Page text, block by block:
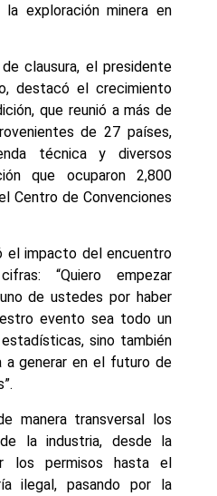
exploración minera en
clausura, el presidente
destacó el crecimiento
que reunió a más de
de 27 países,
técnica y diversos
que ocuparon 2,800
Centro de Convenciones
el impacto del encuentro
“Quiero empezar
de ustedes por haber
evento sea todo un
sino también
generar en el futuro de
manera transversal los
la industria, desde la
los permisos hasta el
ilegal, pasando por la